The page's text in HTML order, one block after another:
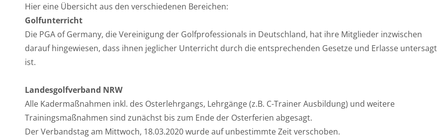
Hier eine Übersicht aus den verschiedenen Bereichen:
Golfunterricht
Die PGA of Germany, die Vereinigung der Golfprofessionals in Deutschland, hat ihre Mitglieder inzwischen
darauf hingewiesen, dass ihnen jeglicher Unterricht durch die entsprechenden Gesetze und Erlasse untersagt
ist.
Landesgolfverband NRW
Alle Kadermaßnahmen inkl. des Osterlehrgangs, Lehrgänge (z.B. C-Trainer Ausbildung) und weitere
Trainingsmaßnahmen sind zunächst bis zum Ende der Osterferien abgesagt.
Der Verbandstag am Mittwoch, 18.03.2020 wurde auf unbestimmte Zeit verschoben.